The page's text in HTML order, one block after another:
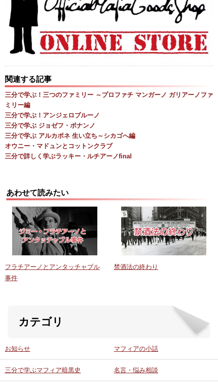
関連する記事
三分で学ぶ！三つのファミリー ～プロファチ マンガーノ ガリアーノファ
ミリー編
三分で学ぶ！アンジェロブルーノ
三分で学ぶ ジョゼフ・ボナンノ
三分で学ぶ アルカポネ 生い立ち～シカゴへ編
オウニー・マドュンとコットンクラブ
三分で詳しく学ぶラッキー・ルチアーノfinal
あわせて読みたい
フラチアーノとアンタッチャブル
事件
禁酒法の終わり
カテゴリ
お知らせ マフィアの小話
三分で学ぶマフィア暗黒史 名言・悩み相談